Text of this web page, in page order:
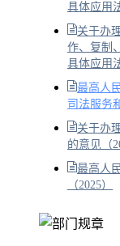
具体应用
关于办
作、复制
具体应用
最高人
司法服务
关于办
的意见（
最高人
（2025）